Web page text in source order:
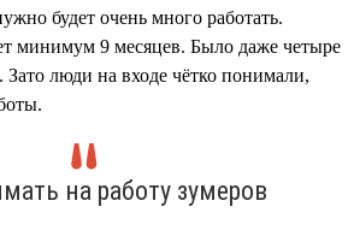
будет очень много работать.
минимум 9 месяцев. Было даже четыре
Зато люди на входе чётко понимали,
на работу зумеров